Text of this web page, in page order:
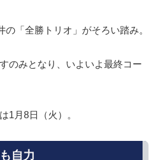
「全勝トリオ」がそろい踏み。
のみとなり、いよいよ最終コー
1月8日（火）。
自力